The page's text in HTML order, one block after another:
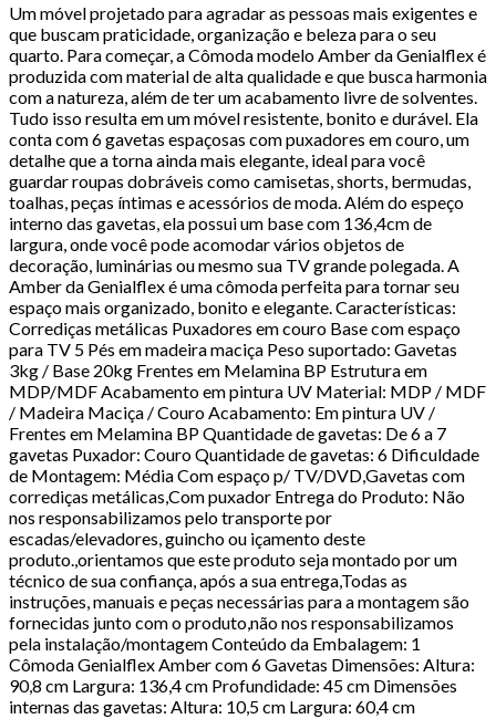
Um móvel projetado para agradar as pessoas mais exigentes e
que buscam praticidade, organização e beleza para o seu
quarto. Para começar, a Cômoda modelo Amber da Genialflex é
produzida com material de alta qualidade e que busca harmonia
com a natureza, além de ter um acabamento livre de solventes.
Tudo isso resulta em um móvel resistente, bonito e durável. Ela
conta com 6 gavetas espaçosas com puxadores em couro, um
detalhe que a torna ainda mais elegante, ideal para você
guardar roupas dobráveis como camisetas, shorts, bermudas,
toalhas, peças íntimas e acessórios de moda. Além do espeço
interno das gavetas, ela possui um base com 136,4cm de
largura, onde você pode acomodar vários objetos de
decoração, luminárias ou mesmo sua TV grande polegada. A
Amber da Genialflex é uma cômoda perfeita para tornar seu
espaço mais organizado, bonito e elegante. Características:
Corrediças metálicas Puxadores em couro Base com espaço
para TV 5 Pés em madeira maciça Peso suportado: Gavetas
3kg / Base 20kg Frentes em Melamina BP Estrutura em
MDP/MDF Acabamento em pintura UV Material: MDP / MDF
/ Madeira Maciça / Couro Acabamento: Em pintura UV /
Frentes em Melamina BP Quantidade de gavetas: De 6 a 7
gavetas Puxador: Couro Quantidade de gavetas: 6 Dificuldade
de Montagem: Média Com espaço p/ TV/DVD,Gavetas com
corrediças metálicas,Com puxador Entrega do Produto: Não
nos responsabilizamos pelo transporte por
escadas/elevadores, guincho ou içamento deste
produto.,orientamos que este produto seja montado por um
técnico de sua confiança, após a sua entrega,Todas as
instruções, manuais e peças necessárias para a montagem são
fornecidas junto com o produto,não nos responsabilizamos
pela instalação/montagem Conteúdo da Embalagem: 1
Cômoda Genialflex Amber com 6 Gavetas Dimensões: Altura:
90,8 cm Largura: 136,4 cm Profundidade: 45 cm Dimensões
internas das gavetas: Altura: 10,5 cm Largura: 60,4 cm